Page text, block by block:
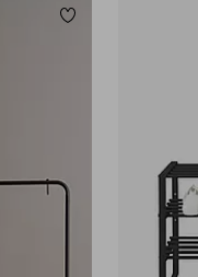
Lägg till i favoriter